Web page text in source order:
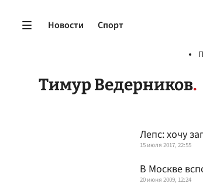
Новости Спорт
Тимур Ведерников
Лепс: хочу
15 июля 2017, 22:55
В Москве
20 июня 2009, 12:24